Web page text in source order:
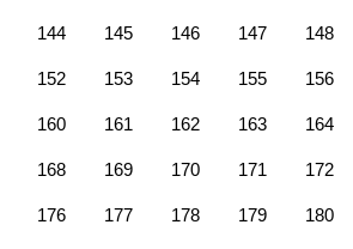
144 145 146 147 148
152 153 154 155 156
160 161 162 163 164
168 169 170 171 172
176 177 178 179 180